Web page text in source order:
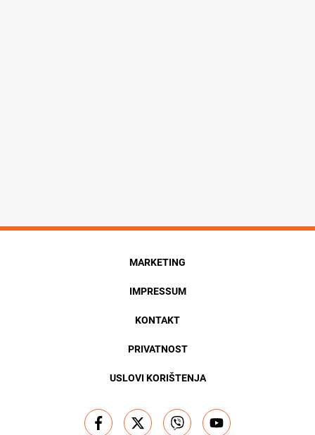
MARKETING
IMPRESSUM
KONTAKT
PRIVATNOST
USLOVI KORIŠTENJA